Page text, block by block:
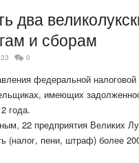
два
и сборам
0
федеральной
имеющих
года.
22 предприятия Великих
(налог, пени, штраф) более